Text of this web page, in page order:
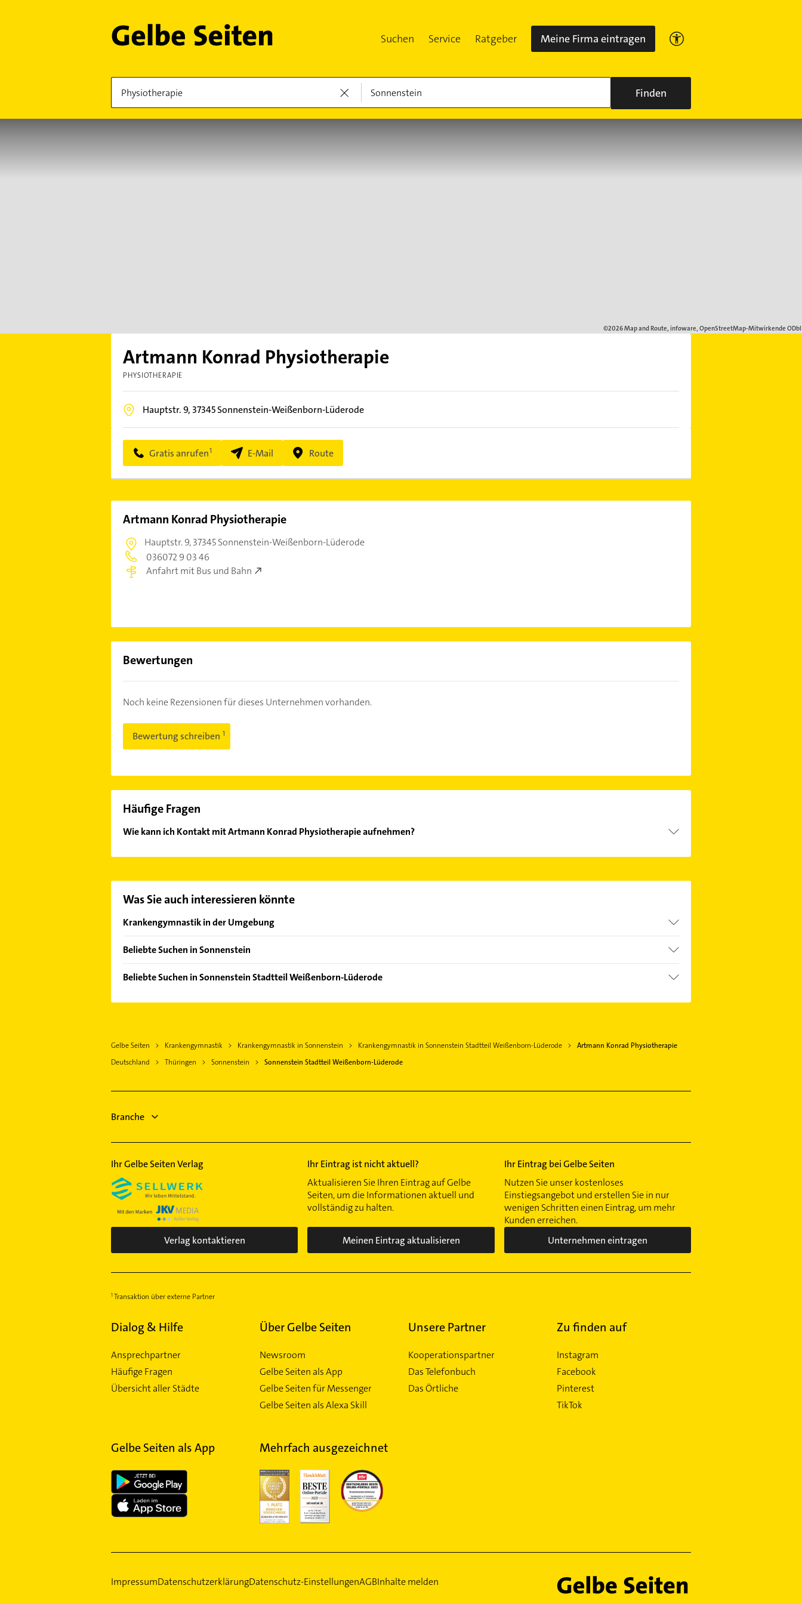
Suchen Service Ratgeber Meine Firma eintragen
Finden
Artmann Konrad Physiotherapie
PHYSIOTHERAPIE
Hauptstr. 9, 37345Sonnenstein-Weißenborn-Lüderode
Gratis anrufen E-Mail Route
Artmann Konrad Physiotherapie
Hauptstr. 9,37345 Sonnenstein-Weißenborn-Lüderode
036072 9 03 46
Anfahrt mit Bus und Bahn
Bewertungen
Noch keine Rezensionen für dieses Unternehmen vorhanden.
Bewertung schreiben
Häufige Fragen
Wie kann ich Kontakt mit Artmann Konrad Physiotherapie aufnehmen?
Was Sie auch interessieren könnte
Krankengymnastik in der Umgebung
Am Ohmberg
Bad Sachsa
Walkenried
Gieboldehausen
Leinefelde-Worbis
Beliebte Suchen in Sonnenstein
Bauunternehmen
Bestatter
Beliebte Suchen in Sonnenstein Stadtteil Weißenborn-Lüderode
Gelbe Seiten Krankengymnastik Krankengymnastik in Sonnenstein Krankengymnastik in Sonnenstein Stadtteil Weißenborn-Lüderode
Artmann Konrad Physiotherapie
Deutschland
Thüringen Sonnenstein Sonnenstein Stadtteil Weißenborn-Lüderode
Branche
Ihr Gelbe Seiten Verlag
Verlag kontaktieren
Ihr Eintrag ist nicht aktuell?
Aktualisieren Sie Ihren Eintrag auf Gelbe
Seiten, um die Informationen aktuell und
vollständig zu halten.
Meinen Eintrag aktualisieren
Ihr Eintrag bei Gelbe Seiten
Nutzen Sie unser kostenloses
Einstiegsangebot und erstellen Sie in nur
wenigen Schritten einen Eintrag, um mehr
Kunden erreichen.
Unternehmen eintragen
Transaktion über externe Partner
Dialog & Hilfe
Ansprechpartner
Häufige Fragen
Übersicht aller Städte
Über Gelbe Seiten
Newsroom
Gelbe Seiten als App
Gelbe Seiten für Messenger
Gelbe Seiten als Alexa Skill
Unsere Partner
Kooperationspartner
Das Telefonbuch
Das Örtliche
Zu finden auf
Instagram
Facebook
Pinterest
TikTok
Gelbe Seiten als App Mehrfach ausgezeichnet
ImpressumDatenschutzerklärungDatenschutz-EinstellungenAGBInhalte melden